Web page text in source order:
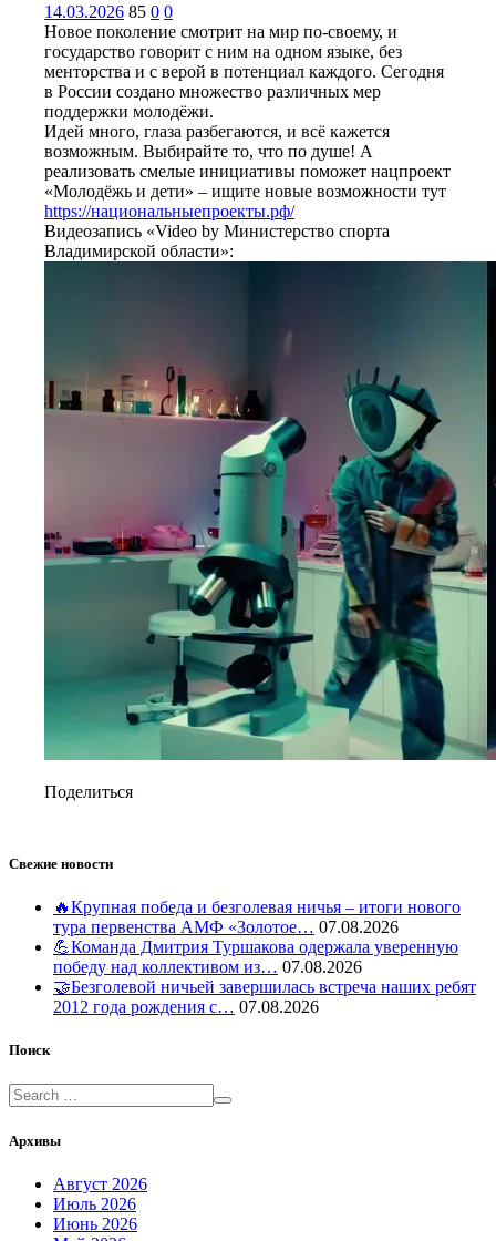
14.03.2026 85 0 0
Новое поколение смотрит на мир по-своему, и
государство говорит с ним на одном языке, без
менторства и с верой в потенциал каждого. Сегодня
в России создано множество различных мер
поддержки молодёжи.
Идей много, глаза разбегаются, и всё кажется
возможным. Выбирайте то, что по душе! А
реализовать смелые инициативы поможет нацпроект
«Молодёжь и дети» – ищите новые возможности тут
https://национальныепроекты.рф/
Видеозапись «Video by Министерство спорта
Владимирской области»:
Поделиться
Свежие новости
🔥Крупная победа и безголевая ничья – итоги нового
тура первенства АМФ «Золотое… 07.08.2026
💪Команда Дмитрия Туршакова одержала уверенную
победу над коллективом из… 07.08.2026
🤝Безголевой ничьей завершилась встреча наших ребят
2012 года рождения с… 07.08.2026
Поиск
Архивы
Август 2026
Июль 2026
Июнь 2026